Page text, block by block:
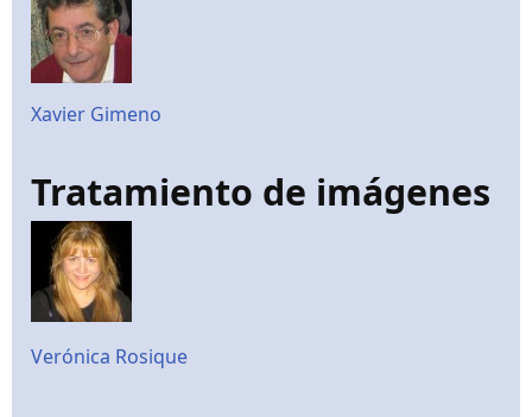
Xavier Gimeno
Tratamiento de imágenes
Verónica Rosique